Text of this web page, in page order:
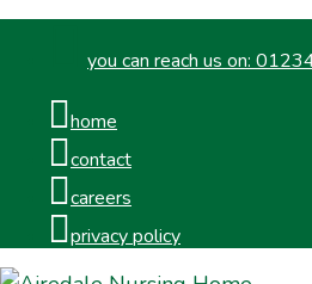
you can reach us on:
home
contact
careers
privacy policy